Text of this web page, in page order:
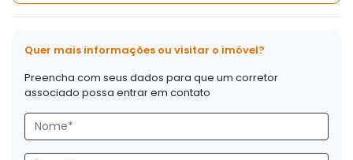
Quer mais informações ou visitar o imóvel?
Preencha com seus dados para que um corretor
associado possa entrar em contato